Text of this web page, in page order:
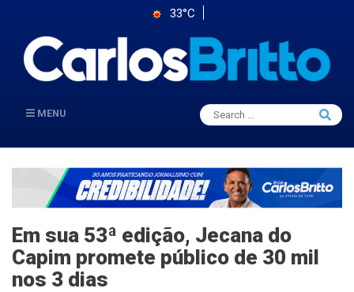
33°C
MENU
Search
for:
Search
Em sua 53ª edição, Jecana do
Capim promete público de 30 mil
nos 3 dias